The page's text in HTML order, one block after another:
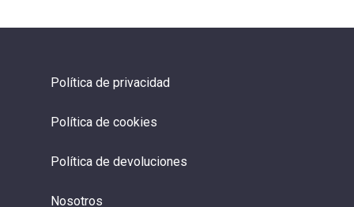
Política de privacidad
Política de cookies
Política de devoluciones
Nosotros